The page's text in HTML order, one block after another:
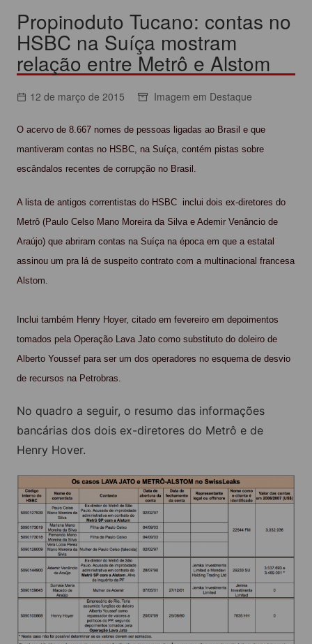
Propinoduto Tucano: contas no
HSBC na Suíça mostram
relação entre Metrô e Alstom
12 de março de 2015 Imagem em Destaque
O acervo de 8.667 nomes de pessoas ligadas ao Brasil e que
mantiveram contas no HSBC, na Suíça, contém pistas sobre
escândalos recentes de corrupção no Brasil.
A lista de antigos correntistas do HSBC inclui dois ex-diretores do
Metrô (Paulo Celso Mano Moreira da Silva e Ademir Venâncio de
Araújo) que abriram contas na Suíça na época em que a estatal
assinou um pra lá de suspeito contrato com a multinacional francesa
Alstom.
Inclui também Henry Hoyer, citado em fevereiro em depoimentos
tomados pela Operação Lava Jato como substituto do doleiro de
Alberto Youssef para ser um dos operadores no esquema de desvio
de recursos na Petrobras.
No quadro a seguir, o resumo das informações
bancárias dos dois ex-diretores do Metrô e de
Henry Hover.